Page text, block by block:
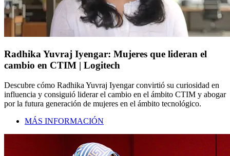
Radhika Yuvraj Iyengar: Mujeres que lideran el
cambio en CTIM | Logitech
Descubre cómo Radhika Yuvraj Iyengar convirtió su curiosidad en
influencia y consiguió liderar el cambio en el ámbito CTIM y abogar
por la futura generación de mujeres en el ámbito tecnológico.
MÁS INFORMACIÓN